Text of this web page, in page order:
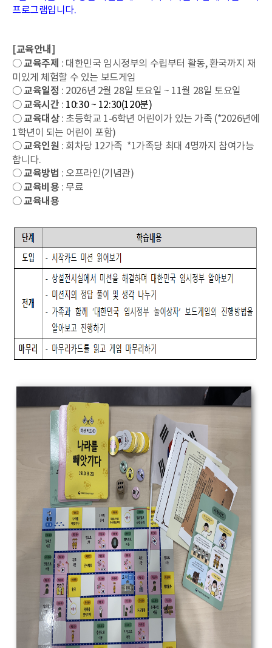
프로그램입니다.
[교육안내]
○교육주제 : 대한민국 임시정부의 수립부터 활동, 환국까지 재
미있게 체험할 수 있는 보드게임
○교육일정 : 2026년 2월 28일 토요일 ~ 11월 28일 토요일
○교육시간 : 10:30 ~ 12:30(120분)
○교육대상: 초등학교 1-6학년 어린이가 있는 가족 (*2026년에
1학년이 되는 어린이 포함)
○교육인원 : 회차당 12가족 *1가족당 최대 4명까지 참여가능
합니다.
○교육방법 : 오프라인(기념관)
○교육비용 : 무료
○교육내용